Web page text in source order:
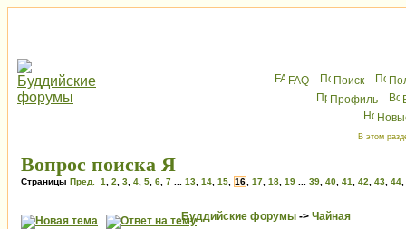
FAQ Поиск
Профиль
В этом
Вопрос поиска Я
Страницы Пред. 1 2 3 4 5 6 7 13 14 15 16 17 18 19 39 40 41 42 43 44
Буддийские форумы -> Чайная